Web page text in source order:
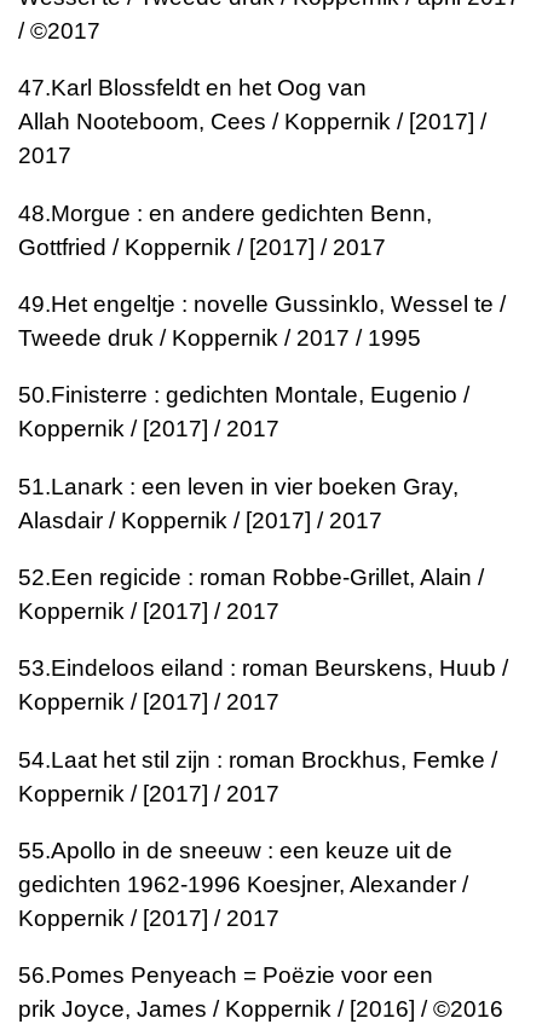
/ ©2017
47.Karl Blossfeldt en het Oog van
Allah Nooteboom, Cees / Koppernik / [2017] /
2017
48.Morgue : en andere gedichten Benn,
Gottfried / Koppernik / [2017] / 2017
49.Het engeltje : novelle Gussinklo, Wessel te /
Tweede druk / Koppernik / 2017 / 1995
50.Finisterre : gedichten Montale, Eugenio /
Koppernik / [2017] / 2017
51.Lanark : een leven in vier boeken Gray,
Alasdair / Koppernik / [2017] / 2017
52.Een regicide : roman Robbe-Grillet, Alain /
Koppernik / [2017] / 2017
53.Eindeloos eiland : roman Beurskens, Huub /
Koppernik / [2017] / 2017
54.Laat het stil zijn : roman Brockhus, Femke /
Koppernik / [2017] / 2017
55.Apollo in de sneeuw : een keuze uit de
gedichten 1962-1996 Koesjner, Alexander /
Koppernik / [2017] / 2017
56.Pomes Penyeach = Poëzie voor een
prik Joyce, James / Koppernik / [2016] / ©2016